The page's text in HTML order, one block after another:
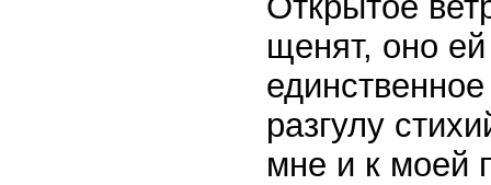
щенят, оно
разгулу
мне и к моей